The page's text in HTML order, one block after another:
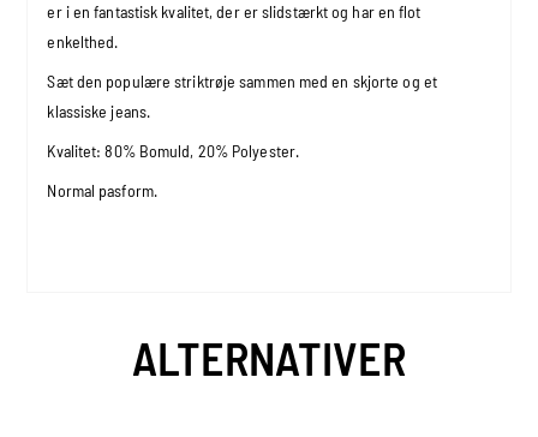
er i en fantastisk kvalitet, der er slidstærkt og har en flot
enkelthed.
Sæt den populære striktrøje sammen med en skjorte og et
klassiske jeans.
Kvalitet:80% Bomuld, 20% Polyester.
Normal pasform.
ALTERNATIVER